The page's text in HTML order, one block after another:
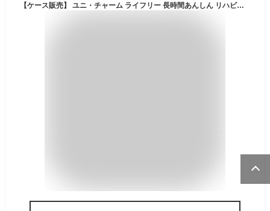
【ケース販売】 ユニ・チャーム ライフリー 長時間あんしん リハビリパンツ Mサイズ 16枚入×4袋 約5回吸収 【送料無料】【ポイント10倍】大人用紙おむつ ライフリー おむつ 紙おむつ 大人用